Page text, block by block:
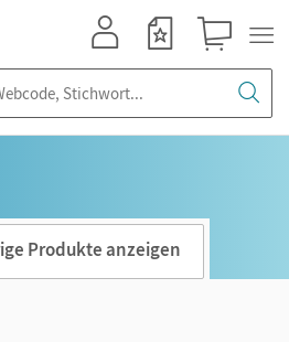
Produkte anzeigen